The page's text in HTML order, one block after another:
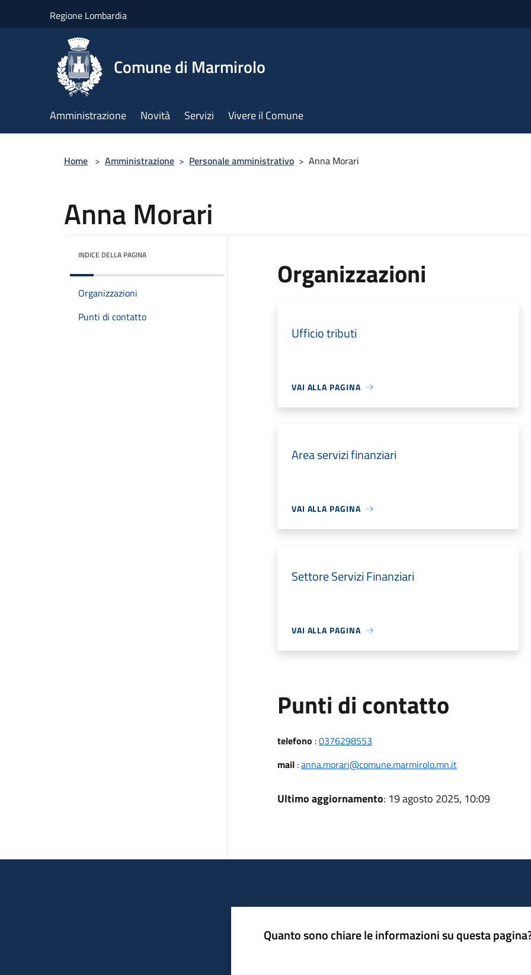
Regione Lombardia
Comune di Marmirolo
Amministrazione Novità Servizi Vivere il Comune
Home > Amministrazione > Personale amministrativo > Anna Morari
Anna Morari
INDICE DELLA PAGINA
Organizzazioni
Punti di contatto
Organizzazioni
Ufficio tributi
VAI ALLA PAGINA
Area servizi finanziari
VAI ALLA PAGINA
Settore Servizi Finanziari
VAI ALLA PAGINA
Punti di contatto
telefono :0376298553
mail:anna.morari@comune.marmirolo.mn.it
Ultimo aggiornamento: 19 agosto 2025, 10:09
Quanto sono chiare le informazioni su questa